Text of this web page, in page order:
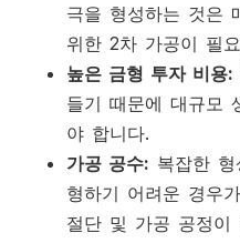
극을 형성하는 것은
위한 2차 가공이 필
높은 금형 투자 비용:
들기 때문에 대규모
야 합니다.
가공 공수: 복잡한
형하기 어려운 경우
절단 및 가공 공정이